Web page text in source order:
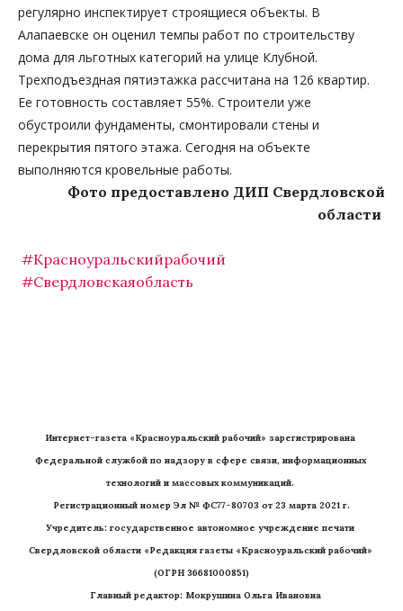
регулярно инспектирует строящиеся объекты. В
Алапаевске он оценил темпы работ по строительству
дома для льготных категорий на улице Клубной.
Трехподъездная пятиэтажка рассчитана на 126 квартир.
Ее готовность составляет 55%. Строители уже
обустроили фундаменты, смонтировали стены и
перекрытия пятого этажа. Сегодня на объекте
выполняются кровельные работы.
Фото предоставлено ДИП Свердловской
области
#Красноуральскийрабочий
#Свердловскаяобласть
Интернет-газета «Красноуральский рабочий» зарегистрирована
Федеральной службой по надзору в сфере связи, информационных
технологий и массовых коммуникаций.
Регистрационный номер Эл № ФС77-80703 от 23 марта 2021 г.
Учредитель: государственное автономное учреждение печати
Свердловской области «Редакция газеты «Красноуральский рабочий»
(ОГРН 36681000851)
   Главный редактор: Мокрушина Ольга Ивановна